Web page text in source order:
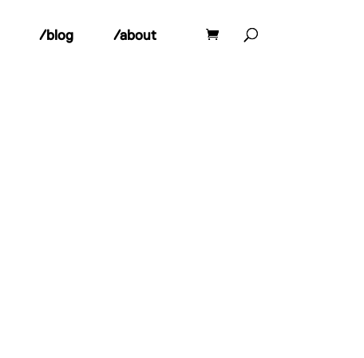
/blog /about